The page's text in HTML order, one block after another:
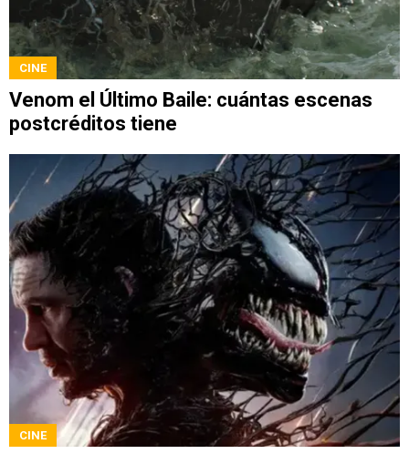
CINE
Venom el Último Baile: cuántas escenas
postcréditos tiene
CINE